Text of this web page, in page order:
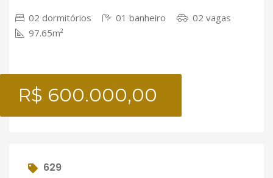
02 dormitórios 01 banheiro
02 vagas
97.65m²
R$ 600.000,00
629